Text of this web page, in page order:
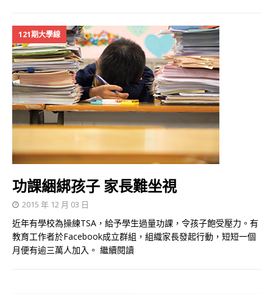
121期大學線
功課綑綁孩子 家長難坐視
2015 年 12 月 03 日
近年有學校為操練TSA，給予學生過量功課，令孩子飽受壓力。有
教育工作者於Facebook成立群組，組織家長發起行動，短短一個
月便有逾三萬人加入。 繼續閱讀